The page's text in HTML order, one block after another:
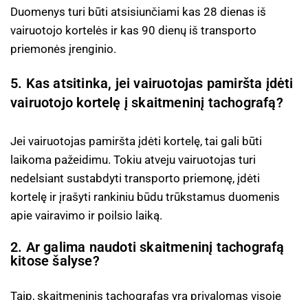
Duomenys turi būti atsisiunčiami kas 28 dienas iš
vairuotojo kortelės ir kas 90 dienų iš transporto
priemonės įrenginio.
5. Kas atsitinka, jei vairuotojas pamiršta įdėti
vairuotojo kortelę į skaitmeninį tachografą?
Jei vairuotojas pamiršta įdėti kortelę, tai gali būti
laikoma pažeidimu. Tokiu atveju vairuotojas turi
nedelsiant sustabdyti transporto priemonę, įdėti
kortelę ir įrašyti rankiniu būdu trūkstamus duomenis
apie vairavimo ir poilsio laiką.
2. Ar galima naudoti skaitmeninį tachografą
kitose šalyse?
Taip, skaitmeninis tachografas yra privalomas visoje